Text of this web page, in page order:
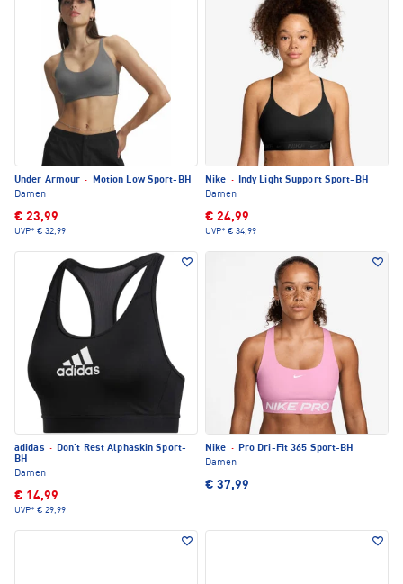
Under Armour ·
Motion Low Sport-BH
Damen
€ 23,99
UVP* € 32,99
Nike · Indy Light Support Sport-BH
Damen
€ 24,99
UVP* € 34,99
adidas · Don't Rest Alphaskin Sport-
BH
Damen
€ 14,99
UVP* € 29,99
Nike · Pro Dri-Fit 365 Sport-BH
Damen
€ 37,99